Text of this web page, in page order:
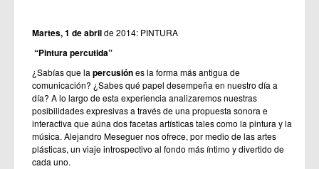
Martes, 1 de abrilde 2014: PINTURA
“Pintura percutida”
¿Sabías que la percusiónes la forma más antigua de
comunicación? ¿Sabes qué papel desempeña en nuestro día a
día? A lo largo de esta experiencia analizaremos nuestras
posibilidades expresivas a través de una propuesta sonora e
interactiva que aúna dos facetas artísticas tales como la pintura y la
música. Alejandro Meseguer nos ofrece, por medio de las artes
plásticas, un viaje introspectivo al fondo más íntimo y divertido de
cada uno.